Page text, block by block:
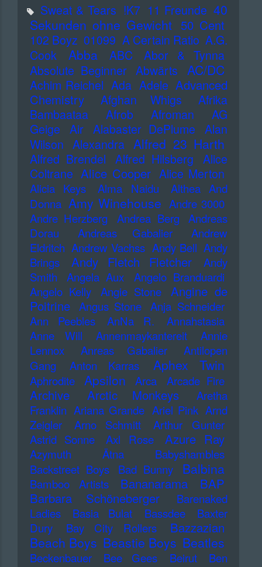
Sweat & Tears !K7 11 Freunde 40
Sekunden ohne Gewicht 50 Cent
102 Boyz 01099 A Certain Ratio A.G.
Cook
Abba ABC
Abor & Tynna
Absolute Beginner Abwärts AC/DC
Achim Reichel Ada Adele Advanced
Chemistry
Afghan Whigs
Afrika
Bambaataa
Afrob Afroman
AG
Geige
Air Alabaster DePlume
Alan
Wilson Alexandra Alfred 23 Harth
Alfred Brendel Alfred Hilsberg
Alice
Coltrane Alice Cooper Alice Merton
Alicia Keys Alma Naidu
Althea And
Donna Amy Winehouse Andre 3000
Andre Herzberg
Andrea Berg
Andreas
Dorau
Andreas Gabalier
Andrew
Eldritch Andrew Vachss Andy Bell Andy
Brings
Andy Fletch Fletcher
Andy
Smith
Angela Aux
Angelo Branduardi
Angelo Kelly
Angie Stone
Angine de
Poitrine Angus Stone Anja Schneider
Ann Peebles
AnNa R.
Annahstasia
Anne Will
Annenmaykantereit
Annie
Lennox
Anreas Gabalier
Antilopen
Gang
Anton Karras Aphex Twin
Aphrodite Apsilon Arca Arcade Fire
Archive Arctic Monkeys
Aretha
Franklin Ariana Grande Ariel Pink Arnd
Zeigler
Arno Schmitt
Arthur Gunter
Astrid Sonne
Axl Rose Azure Ray
Azymuth Ätna
Babyshambles
Backstreet Boys
Bad Bunny Balbina
Bamboo Artists Bananarama
BAP
Barbara Schöneberger
Barenaked
Ladies
Basia Bulat Bassdee
Baxter
Dury
Bay City Rollers Bazzazian
Beach Boys Beastie Boys Beatles
Beckenbauer Bee Gees Beirut
Ben